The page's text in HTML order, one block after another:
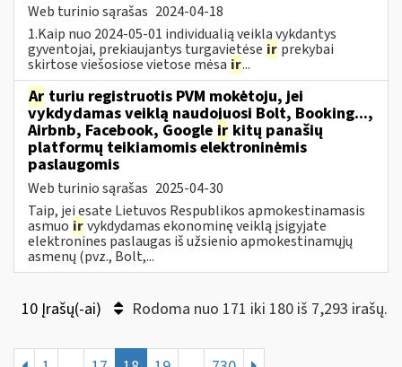
Web turinio sąrašas 2024-04-18
1.Kaip nuo 2024-05-01 individualią veiklą vykdantys
gyventojai, prekiaujantys turgavietėse ir prekybai
skirtose viešosiose vietose mėsa ir...
Ar turiu registruotis PVM mokėtoju, jei
vykdydamas veiklą naudojuosi Bolt, Booking...,
Airbnb, Facebook, Google ir kitų panašių
platformų teikiamomis elektroninėmis
paslaugomis
Web turinio sąrašas 2025-04-30
Taip, jei esate Lietuvos Respublikos apmokestinamasis
asmuo irvykdydamas ekonominę veiklą įsigyjate
elektronines paslaugas iš užsienio apmokestinamųjų
asmenų (pvz., Bolt,...
10 Įrašų(-ai) Rodoma nuo 171 iki 180 iš 7,293 irašų.